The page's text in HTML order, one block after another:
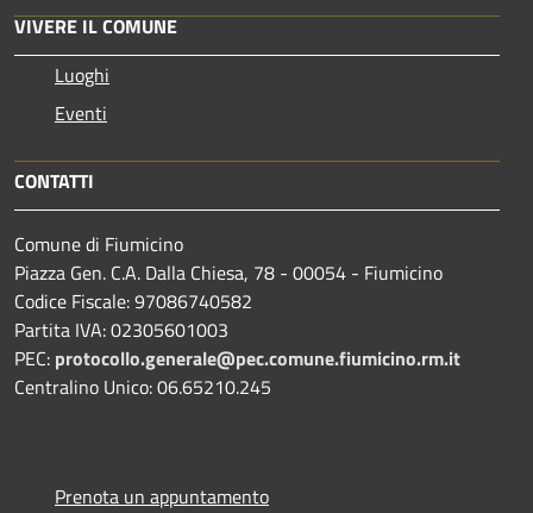
VIVERE IL COMUNE
Luoghi
Eventi
CONTATTI
Comune di Fiumicino
Piazza Gen. C.A. Dalla Chiesa, 78 - 00054 - Fiumicino
Codice Fiscale: 97086740582
Partita IVA: 02305601003
PEC: protocollo.generale@pec.comune.fiumicino.rm.it
Centralino Unico: 06.65210.245
Prenota un appuntamento